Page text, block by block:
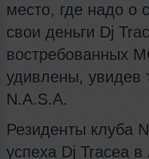
место, где надо о
свои деньги Dj
востребованных
удивлены, увидев
N.A.S.A.
Резиденты клуба
успеха Dj Traceа